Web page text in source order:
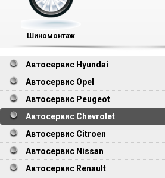
Шиномонтаж
Автосервис Hyundai
Автосервис Opel
Автосервис Peugeot
Автосервис Chevrolet
Автосервис Citroen
Автосервис Nissan
Автосервис Renault